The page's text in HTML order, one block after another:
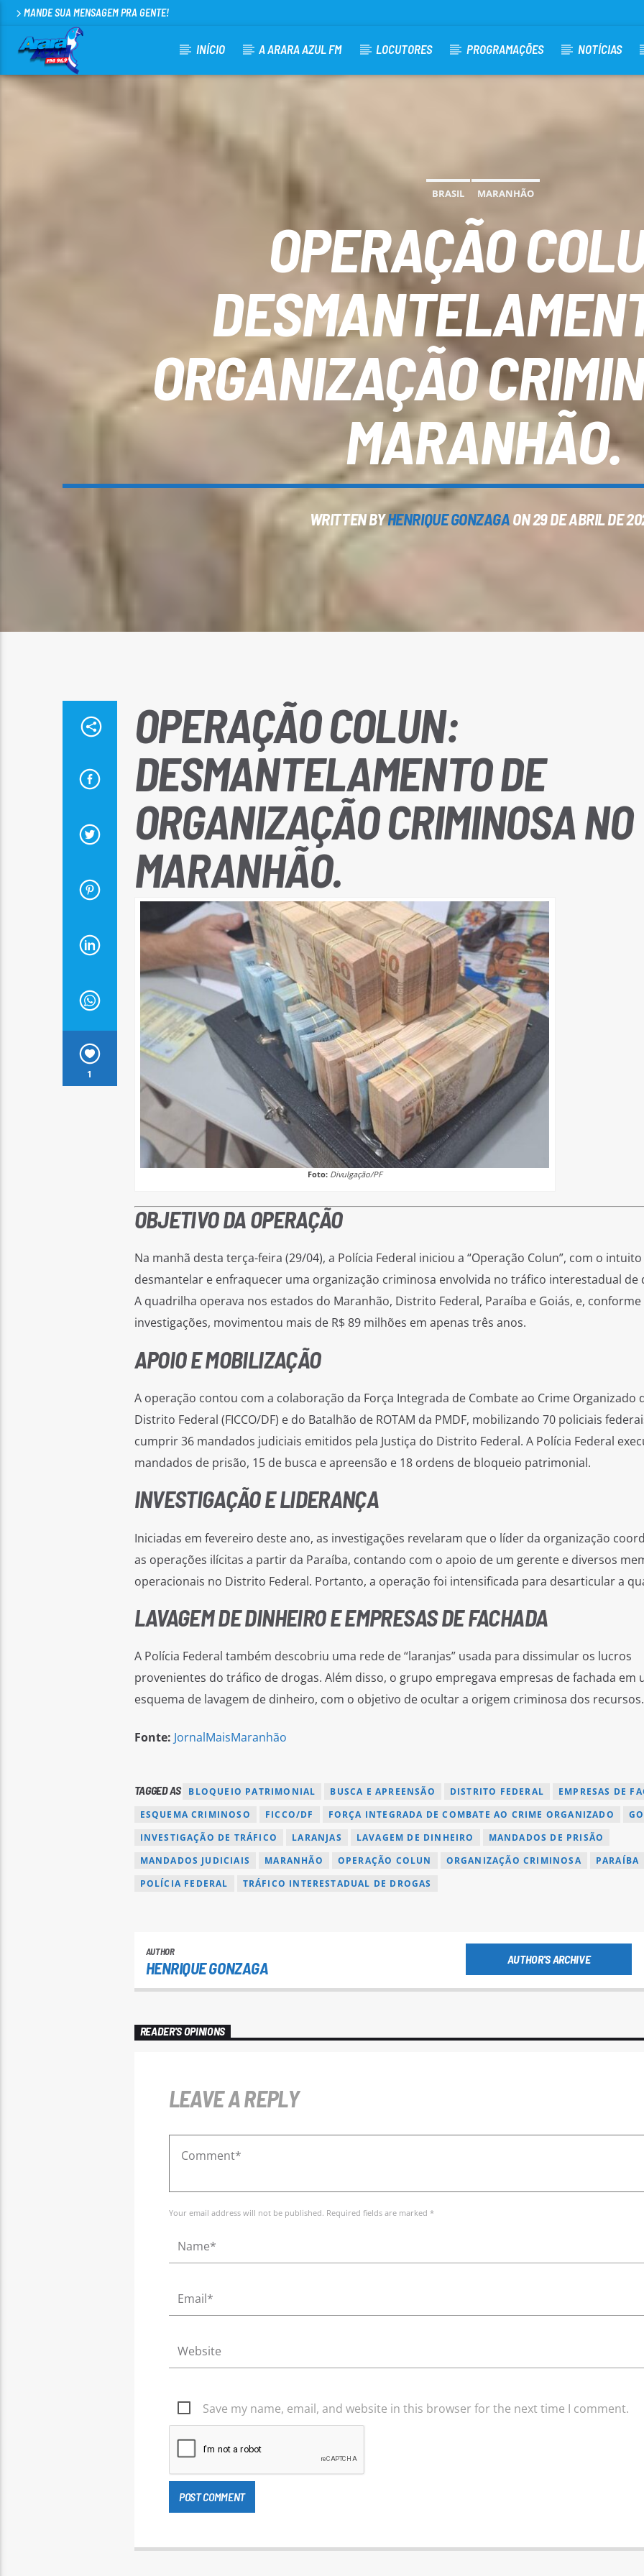
MANDE SUA MENSAGEM PRA GENTE!
INÍCIO A ARARA AZUL FM LOCUTORES PROGRAMAÇÕES NOTÍCIAS
ARARA AZUL FM 96,9
BRASIL MARANHÃO
OPERAÇÃO
ORGANIZAÇÃO
MARANHÃO.
WRITTEN BYHENRIQUE GONZAGAON 29 DE ABRIL DE
1
OPERAÇÃO COLUN:
DESMANTELAMENTO DE
ORGANIZAÇÃO CRIMINOSA NO
MARANHÃO.
Foto: Divulgação/PF
OBJETIVO DA OPERAÇÃO
Na manhã desta terça-feira (29/04), a Polícia Federal iniciou a “Operação Colun”, com o
desmantelar e enfraquecer uma organização criminosa envolvida no tráfico interestadual de
A quadrilha operava nos estados do Maranhão, Distrito Federal, Paraíba e Goiás, e, conforme
investigações, movimentou mais de R$ 89 milhões em apenas três anos.
APOIO E MOBILIZAÇÃO
A operação contou com a colaboração da Força Integrada de Combate ao Crime Organizado
Distrito Federal (FICCO/DF) e do Batalhão de ROTAM da PMDF, mobilizando 70 policiais
cumprir 36 mandados judiciais emitidos pela Justiça do Distrito Federal. A Polícia Federal
mandados de prisão, 15 de busca e apreensão e 18 ordens de bloqueio patrimonial.
INVESTIGAÇÃO E LIDERANÇA
Iniciadas em fevereiro deste ano, as investigações revelaram que o líder da organização
as operações ilícitas a partir da Paraíba, contando com o apoio de um gerente e diversos
operacionais no Distrito Federal. Portanto, a operação foi intensificada para desarticular a
LAVAGEM DE DINHEIRO E EMPRESAS DE FACHADA
A Polícia Federal também descobriu uma rede de “laranjas” usada para dissimular os lucros
provenientes do tráfico de drogas. Além disso, o grupo empregava empresas de fachada em
esquema de lavagem de dinheiro, com o objetivo de ocultar a origem criminosa dos recursos.
Fonte: JornalMaisMaranhão
TAGGED AS BLOQUEIO PATRIMONIAL BUSCA E APREENSÃO DISTRITO FEDERAL
EMPRESAS DE
ESQUEMA CRIMINOSO
FICCO/DF FORÇA INTEGRADA DE COMBATE AO CRIME ORGANIZADO
INVESTIGAÇÃO DE TRÁFICO
LARANJAS LAVAGEM DE DINHEIRO
MANDADOS DE PRISÃO
MANDADOS JUDICIAIS
MARANHÃO OPERAÇÃO COLUN ORGANIZAÇÃO CRIMINOSA PARAÍBA
POLÍCIA FEDERAL
TRÁFICO INTERESTADUAL DE DROGAS
AUTHOR
HENRIQUE GONZAGA AUTHOR'S ARCHIVE
READER'S OPINIONS
LEAVE A REPLY
Your email address will not be published. Required fields are marked *
Save my name, email, and website in this browser for the next time I comment.